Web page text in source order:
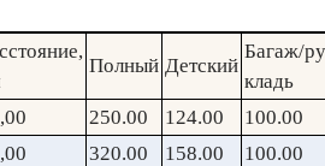
Полный Детский
Багаж/
кладь
250.00 124.00 100.00
320.00 158.00 100.00